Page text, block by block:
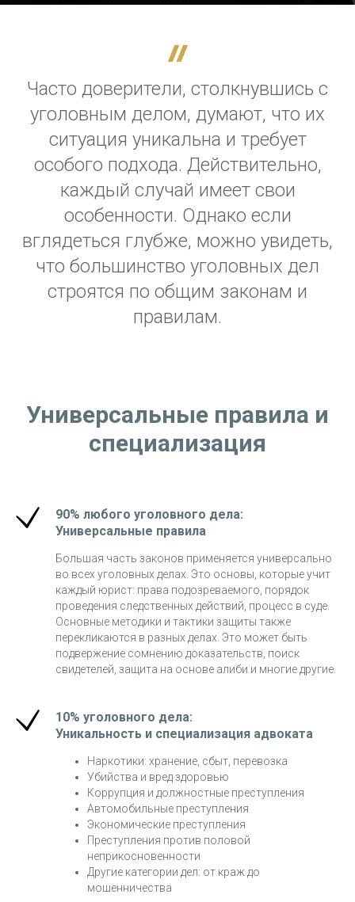
Часто доверители, столкнувшись с
уголовным делом, думают, что их
ситуация уникальна и требует
особого подхода. Действительно,
каждый случай имеет свои
особенности. Однако если
вглядеться глубже, можно увидеть,
что большинство уголовных дел
строятся по общим законам и
правилам.
Универсальные правила и
специализация
90% любого уголовного дела:
Универсальные правила
Большая часть законов применяется универсально
во всех уголовных делах. Это основы, которые учит
каждый юрист: права подозреваемого, порядок
проведения следственных действий, процесс в суде.
Основные методики и тактики защиты также
перекликаются в разных делах. Это может быть
подвержение сомнению доказательств, поиск
свидетелей, защита на основе алиби и многие другие.
10% уголовного дела:
Уникальность и специализация адвоката
Наркотики: хранение, сбыт, перевозка
Убийства и вред здоровью
Коррупция и должностные преступления
Автомобильные преступления
Экономические преступления
Преступления против половой
неприкосновенности
Другие категории дел: от краж до
мошенничества